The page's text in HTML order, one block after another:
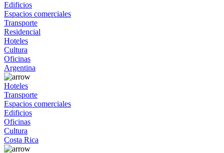
Edificios
Espacios comerciales
Transporte
Residencial
Hoteles
Cultura
Oficinas
Argentina
Hoteles
Transporte
Espacios comerciales
Edificios
Oficinas
Cultura
Costa Rica